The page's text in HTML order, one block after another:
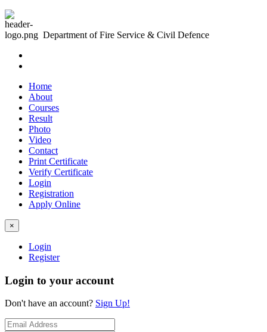
Department of Fire Service & Civil Defence
Home
About
Courses
Result
Photo
Video
Contact
Print Certificate
Verify Certificate
Login
Registration
Apply Online
×
Login
Register
Login to your account
Don't have an account? Sign Up!